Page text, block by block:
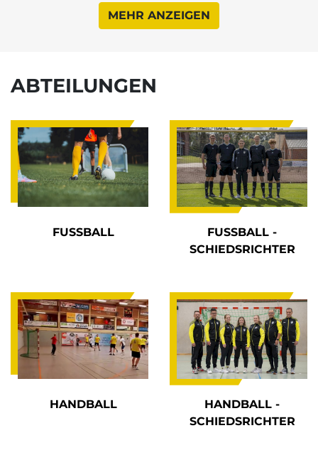
MEHR ANZEIGEN
ABTEILUNGEN
FUSSBALL
FUSSBALL -
SCHIEDSRICHTER
HANDBALL
HANDBALL -
SCHIEDSRICHTER